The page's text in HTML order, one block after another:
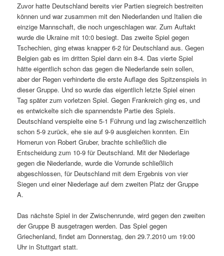
Zuvor hatte Deutschland bereits vier Partien siegreich bestreiten
können und war zusammen mit den Niederlanden und Italien die
einzige Mannschaft, die noch ungeschlagen war. Zum Auftakt
wurde die Ukraine mit 10:0 besiegt. Das zweite Spiel gegen
Tschechien, ging etwas knapper 6-2 für Deutschland aus. Gegen
Belgien gab es im dritten Spiel dann ein 8-4. Das vierte Spiel
hätte eigentlich schon das gegen die Niederlande sein sollen,
aber der Regen verhinderte die erste Auflage des Spitzenspiels in
dieser Gruppe. Und so wurde das eigentlich letzte Spiel einen
Tag später zum vorletzen Spiel. Gegen Frankreich ging es, und
es entwickelte sich die spannendste Partie des Spiels.
Deutschland verspielte eine 5-1 Führung und lag zwischenzeitlich
schon 5-9 zurück, ehe sie auf 9-9 ausgleichen konnten. Ein
Homerun von Robert Gruber, brachte schließlich die
Entscheidung zum 10-9 für Deutschland. Mit der Niederlage
gegen die Niederlande, wurde die Vorrunde schließlich
abgeschlossen, für Deutschland mit dem Ergebnis von vier
Siegen und einer Niederlage auf dem zweiten Platz der Gruppe
A.
Das nächste Spiel in der Zwischenrunde, wird gegen den zweiten
der Gruppe B ausgetragen werden. Das Spiel gegen
Griechenland, findet am Donnerstag, den 29.7.2010 um 19:00
Uhr in Stuttgart statt.